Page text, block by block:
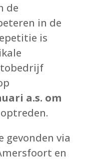
de
in de
is
a.s. om
gevonden via
en